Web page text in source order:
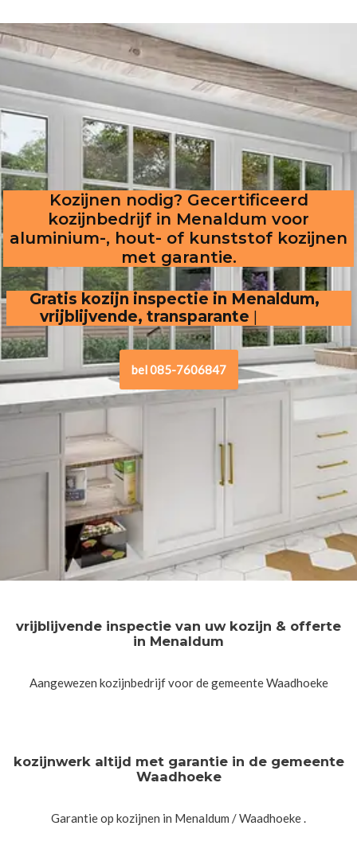
Kozijnen nodig? Gecertificeerd
kozijnbedrijf in Menaldum voor
aluminium-, hout- of kunststof kozijnen
met garantie.
Gratis kozijn inspectie in Menaldum,
vrijblijvende, transparante offerte
bel 085-7606847
vrijblijvende inspectie van uw kozijn & offerte
in Menaldum
Aangewezen kozijnbedrijf voor de gemeente Waadhoeke
kozijnwerk altijd met garantie in de gemeente
Waadhoeke
Garantie op kozijnen in Menaldum / Waadhoeke .